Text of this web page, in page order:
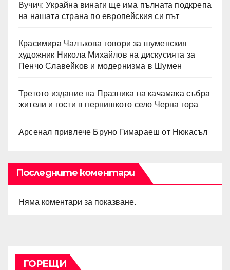
Вучич: Украйна винаги ще има пълната подкрепа
на нашата страна по европейския си път
Красимира Чалъкова говори за шуменския
художник Никола Михайлов на дискусията за
Пенчо Славейков и модернизма в Шумен
Третото издание на Празника на качамака събра
жители и гости в пернишкото село Черна гора
Арсенал привлече Бруно Гимараеш от Нюкасъл
Последните коментари
Няма коментари за показване.
ГОРЕЩИ